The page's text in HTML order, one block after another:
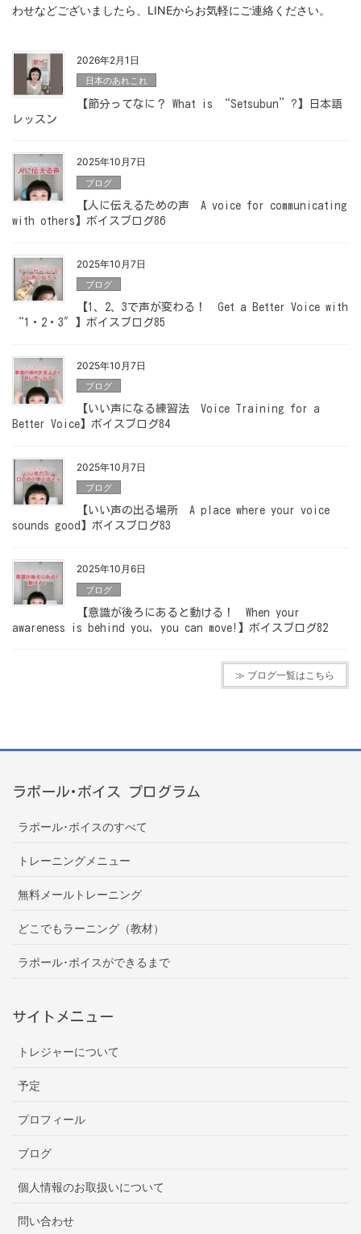
わせなどございましたら、LINEからお気軽にご連絡ください。
2026年2月1日
日本のあれこれ
【節分ってなに？ What is “Setsubun”?】日本語
レッスン
2025年10月7日
ブログ
【人に伝えるための声 A voice for communicating
with others】ボイスブログ86
2025年10月7日
ブログ
【1、2、3で声が変わる！ Get a Better Voice with
“1・2・3″】ボイスブログ85
2025年10月7日
ブログ
【いい声になる練習法 Voice Training for a
Better Voice】ボイスブログ84
2025年10月7日
ブログ
【いい声の出る場所 A place where your voice
sounds good】ボイスブログ83
2025年10月6日
ブログ
【意識が後ろにあると動ける！ When your
awareness is behind you, you can move!】ボイスブログ82
≫ ブログ一覧はこちら
ラポール･ボイス プログラム
ラポール･ボイスのすべて
トレーニングメニュー
無料メールトレーニング
どこでもラーニング（教材）
ラポール･ボイスができるまで
サイトメニュー
トレジャーについて
予定
プロフィール
ブログ
個人情報のお取扱いについて
問い合わせ